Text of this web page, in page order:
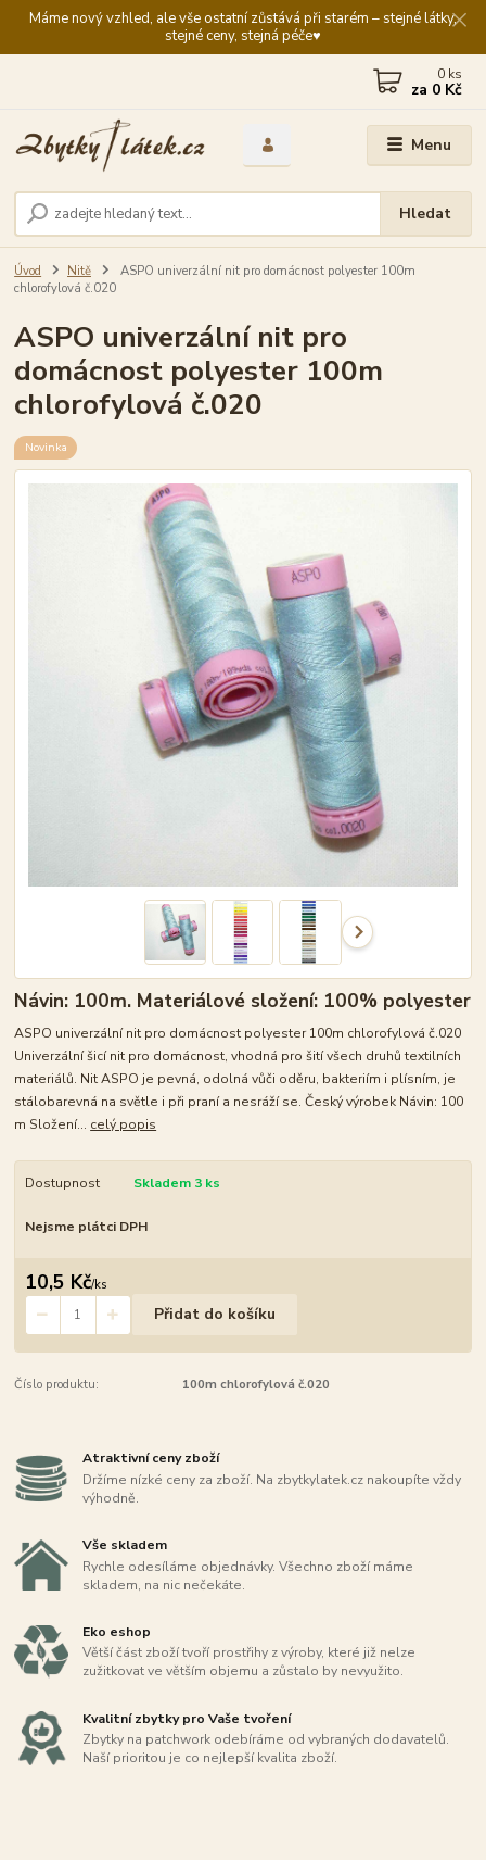
Máme nový vzhled, ale vše ostatní zůstává při starém – stejné látky,
stejné ceny, stejná péče♥️
Menu
Hledat
0 ks
za 0 Kč
Úvod Nitě
ASPO univerzální nit pro domácnost polyester 100m
chlorofylová č.020
ASPO univerzální nit pro
domácnost polyester 100m
chlorofylová č.020
Novinka
Návin: 100m. Materiálové složení: 100% polyester
ASPO univerzální nit pro domácnost polyester 100m chlorofylová č.020
Univerzální šicí nit pro domácnost, vhodná pro šití všech druhů textilních
materiálů. Nit ASPO je pevná, odolná vůči oděru, bakteriím i plísním, je
stálobarevná na světle i při praní a nesráží se. Český výrobek Návin: 100
m Složení... celý popis
Dostupnost Skladem 3 ks
Nejsme plátci DPH
10,5 Kč/ks
Přidat do košíku
Číslo produktu: 100m chlorofylová č.020
Atraktivní ceny zboží
Držíme nízké ceny za zboží. Na zbytkylatek.cz nakoupíte vždy
výhodně.
Vše skladem
Rychle odesíláme objednávky. Všechno zboží máme
skladem, na nic nečekáte.
Eko eshop
Větší část zboží tvoří prostřihy z výroby, které již nelze
zužitkovat ve větším objemu a zůstalo by nevyužito.
Kvalitní zbytky pro Vaše tvoření
Zbytky na patchwork odebíráme od vybraných dodavatelů.
Naší prioritou je co nejlepší kvalita zboží.